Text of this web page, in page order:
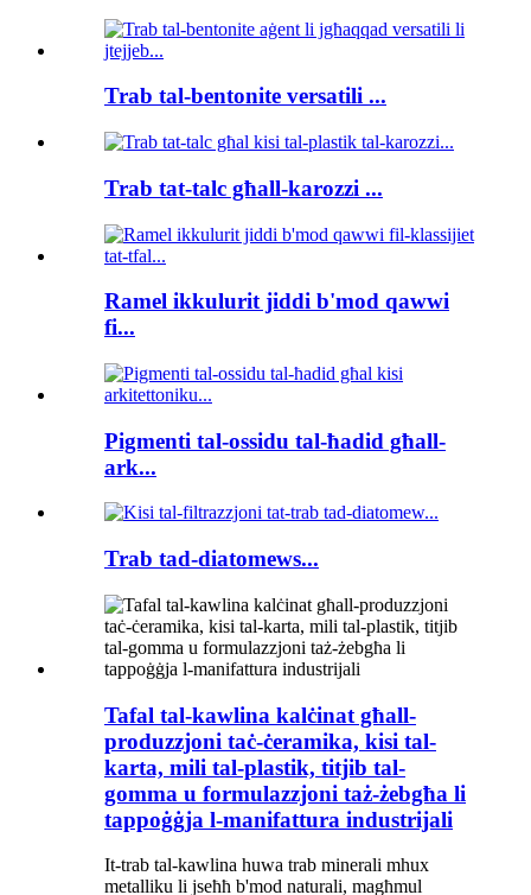
Trab tal-bentonite versatili ...
Trab tat-talc għall-karozzi ...
Ramel ikkulurit jiddi b'mod qawwi
fi...
Pigmenti tal-ossidu tal-ħadid għall-
ark...
Trab tad-diatomews...
Tafal tal-kawlina kalċinat għall-
produzzjoni taċ-ċeramika, kisi tal-
karta, mili tal-plastik, titjib tal-
gomma u formulazzjoni taż-żebgħa li
tappoġġja l-manifattura industrijali
It-trab tal-kawlina huwa trab minerali mhux
metalliku li jseħħ b'mod naturali, magħmul